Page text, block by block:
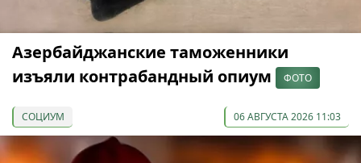
Азербайджанские таможенники
изъяли контрабандный опиум
ФОТО
СОЦИУМ 06 АВГУСТА 2026 11:03